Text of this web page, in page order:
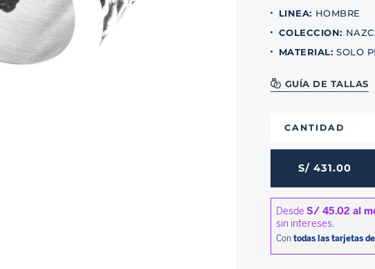
LINEA: HOMBRE
COLECCION:
MATERIAL: SOLO
GUÍA DE TALLAS
CANTIDAD
S/ 431.00